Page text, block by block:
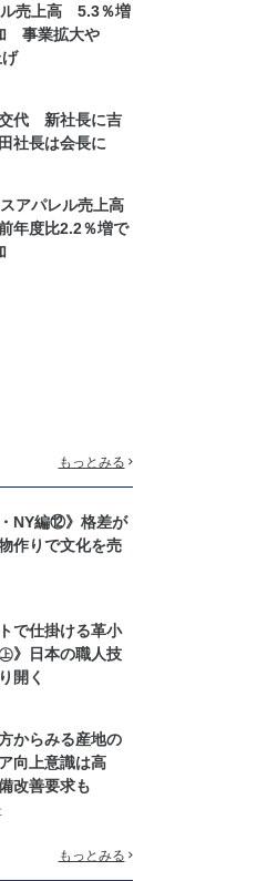
ル売上高 5.3％増
事業拡大や
代 新社長に吉
社長は会長に
アパレル売上高
年度比2.2％増で
もっとみる
・NY編⑫》格差が
作りで文化を売
で仕掛ける革小
》日本の職人技
開く
からみる産地の
向上意識は高
改善要求も
もっとみる